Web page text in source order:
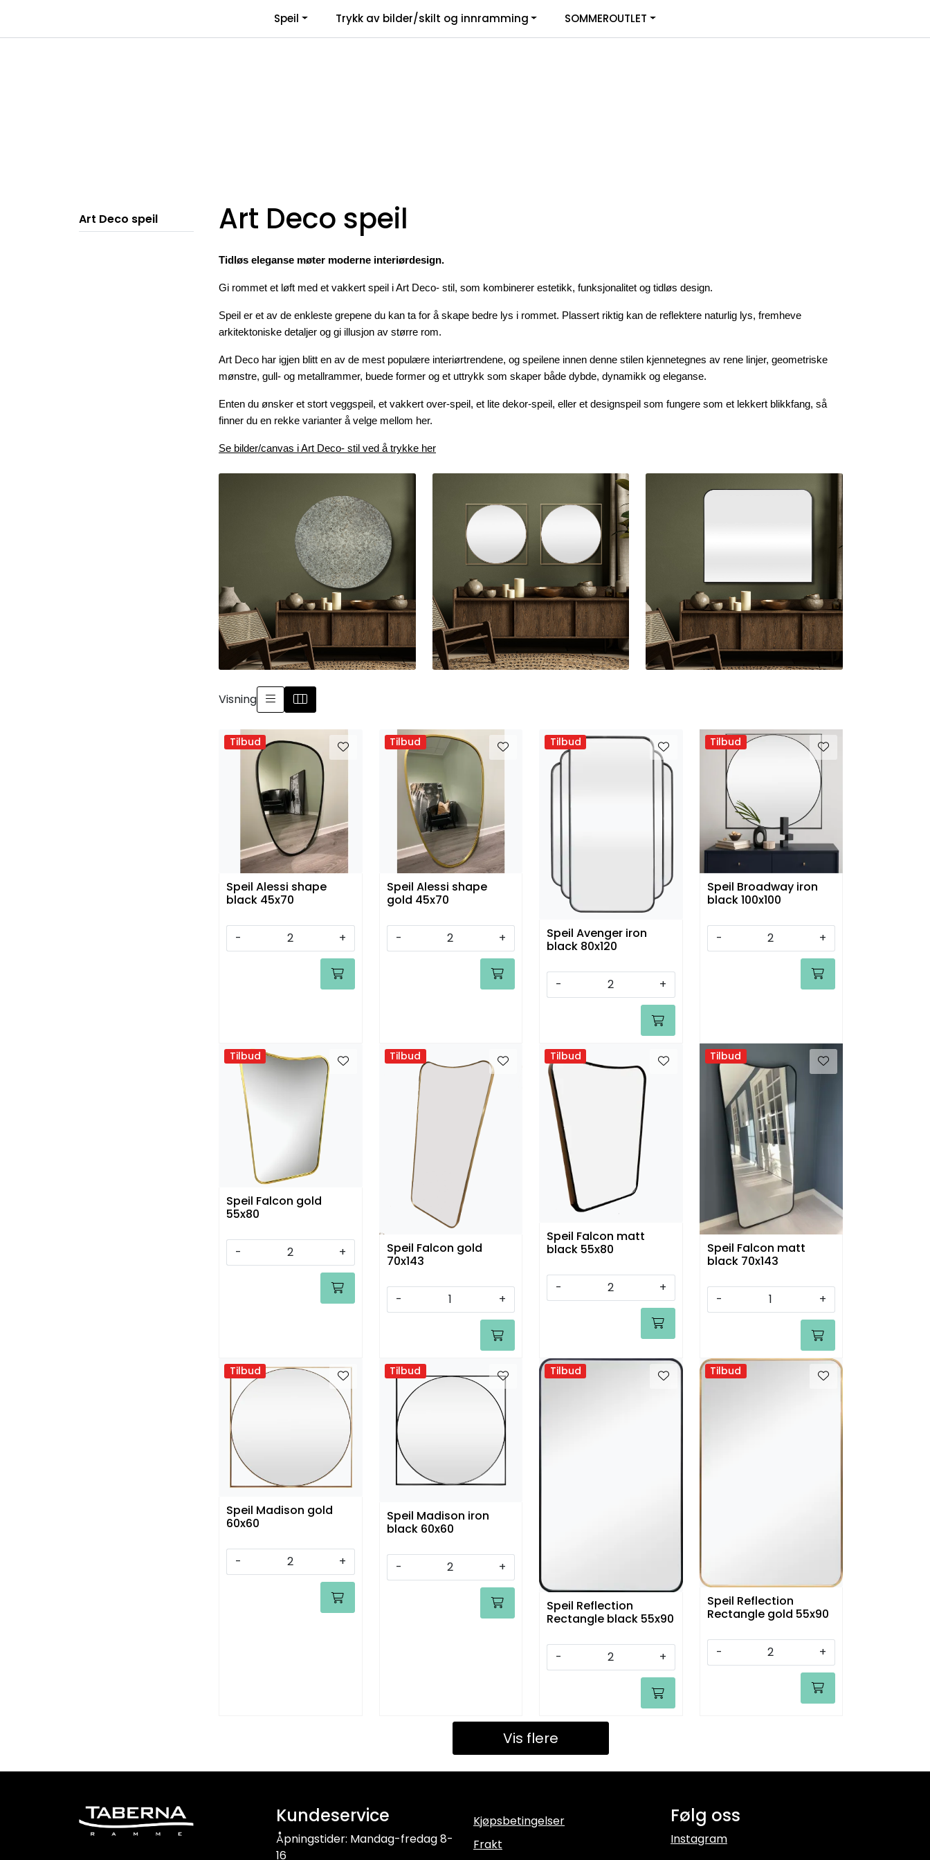
Speil Trykk av bilder/skilt og innramming SOMMEROUTLET
Art Deco speil Art Deco speil
Tidløs eleganse møter moderne interiørdesign.
Gi rommet et løft med et vakkert speil i Art Deco- stil, som kombinerer estetikk, funksjonalitet og tidløs design.
Speil er et av de enkleste grepene du kan ta for å skape bedre lys i rommet. Plassert riktig kan de reflektere naturlig lys, fremheve
arkitektoniske detaljer og gi illusjon av større rom.
Art Deco har igjen blitt en av de mest populære interiørtrendene, og speilene innen denne stilen kjennetegnes av rene linjer, geometriske
mønstre, gull- og metallrammer, buede former og et uttrykk som skaper både dybde, dynamikk og eleganse.
Enten du ønsker et stort veggspeil, et vakkert over-speil, et lite dekor-speil, eller et designspeil som fungere som et lekkert blikkfang, så
finner du en rekke varianter å velge mellom her.
Se bilder/canvas i Art Deco- stil ved å trykke her
Visning
Tilbud
Speil Alessi shape
black 45x70
- +
Tilbud
Speil Alessi shape
gold 45x70
- +
Tilbud
Speil Avenger iron
black 80x120
- +
Tilbud
Speil Broadway iron
black 100x100
- +
Tilbud
Speil Falcon gold
55x80
- +
Tilbud
Speil Falcon gold
70x143
- +
Tilbud
Speil Falcon matt
black 55x80
- +
Tilbud
Speil Falcon matt
black 70x143
- +
Tilbud
Speil Madison gold
60x60
- +
Tilbud
Speil Madison iron
black 60x60
- +
Tilbud
Speil Reflection
Rectangle black 55x90
- +
Tilbud
Speil Reflection
Rectangle gold 55x90
- +
Vis flere
Kundeservice
Åpningstider: Mandag-fredag 8-
16
Kjøpsbetingelser
Frakt
Følg oss
Instagram